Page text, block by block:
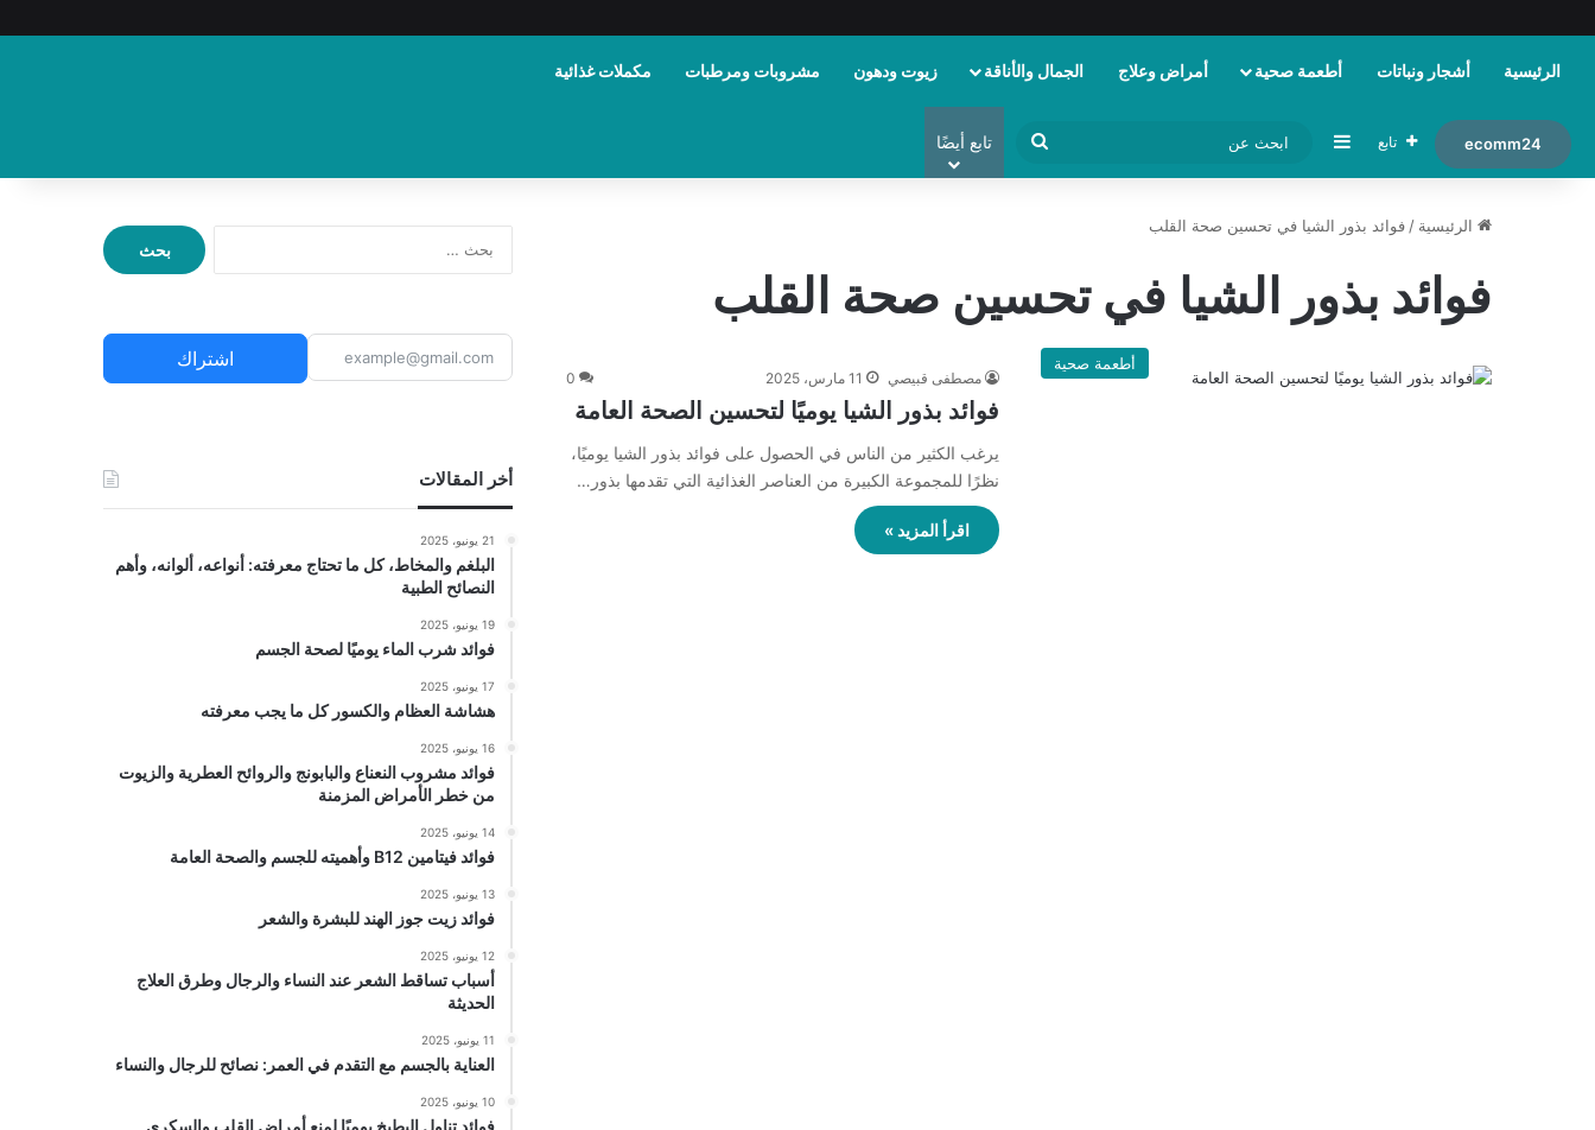
الرئيسية أشجار ونباتات أطعمة صحية أمراض وعلاج الجمال والأناقة زيوت ودهون مشروبات ومرطبات مكملات غذائية
ecomm24 تابع إضافة عمود جانبي
عن
تابع أيضًا
الرئيسية / فوائد بذور الشيا في تحسين صحة القلب
فوائد بذور الشيا في تحسين صحة القلب
أطعمة صحية
مصطفى قبيصي 11 مارس، 2025 0
فوائد بذور الشيا يوميًا لتحسين الصحة العامة
يرغب الكثير من الناس في الحصول على فوائد بذور الشيا يوميًا،
نظرًا للمجموعة الكبيرة من العناصر الغذائية التي تقدمها بذور…
اقرأ المزيد »
ث
ع
ن
اشتراك
أخر المقالات
21 يونيو، 2025
البلغم والمخاط، كل ما تحتاج معرفته: أنواعه، ألوانه، وأهم
النصائح الطبية
19 يونيو، 2025
فوائد شرب الماء يوميًا لصحة الجسم
17 يونيو، 2025
هشاشة العظام والكسور كل ما يجب معرفته
16 يونيو، 2025
فوائد مشروب النعناع والبابونج والروائح العطرية والزيوت
من خطر الأمراض المزمنة
14 يونيو، 2025
فوائد فيتامين B12 وأهميته للجسم والصحة العامة
13 يونيو، 2025
فوائد زيت جوز الهند للبشرة والشعر
12 يونيو، 2025
أسباب تساقط الشعر عند النساء والرجال وطرق العلاج
الحديثة
11 يونيو، 2025
العناية بالجسم مع التقدم في العمر: نصائح للرجال والنساء
10 يونيو، 2025